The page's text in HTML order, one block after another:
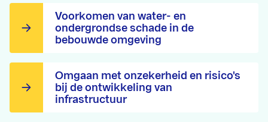
Voorkomen van water- en
ondergrondse schade in de
bebouwde omgeving
Omgaan met onzekerheid en risico's
bij de ontwikkeling van
infrastructuur